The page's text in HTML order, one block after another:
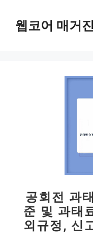
웹코어 매거진
공회전 과
준 및 과태
외규정, 신